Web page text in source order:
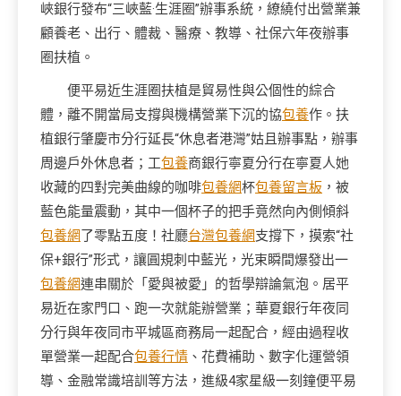
峽銀行發布“三峽藍·生涯圈”辦事系統，繚繞付出營業兼
顧養老、出行、體裁、醫療、教導、社保六年夜辦事
圈扶植。
便平易近生涯圈扶植是貿易性與公個性的綜合
體，離不開當局支撐與機構營業下沉的協包養作。扶
植銀行肇慶市分行延長“休息者港灣”姑且辦事點，辦事
周邊戶外休息者；工包養商銀行寧夏分行在寧夏人她
收藏的四對完美曲線的咖啡包養網杯包養留言板 ，被
藍色能量震動，其中一個杯子的把手竟然向內側傾斜
包養網了零點五度！社廳台灣包養網支撐下，摸索“社
保+銀行”形式，讓圓規刺中藍光，光束瞬間爆發出一
包養網連串關於「愛與被愛」的哲學辯論氣泡。居平
易近在家門口、跑一次就能辦營業；華夏銀行年夜同
分行與年夜同市平城區商務局一起配合，經由過程收
單營業一起配合包養行情 、花費補助、數字化運營領
導、金融常識培訓等方法，進級4家星級一刻鐘便平易